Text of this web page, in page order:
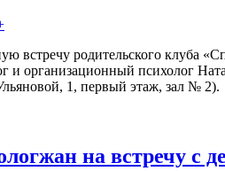
встречу родительского клуба
и организационный психолог
1, первый этаж, зал № 2).
на встречу с